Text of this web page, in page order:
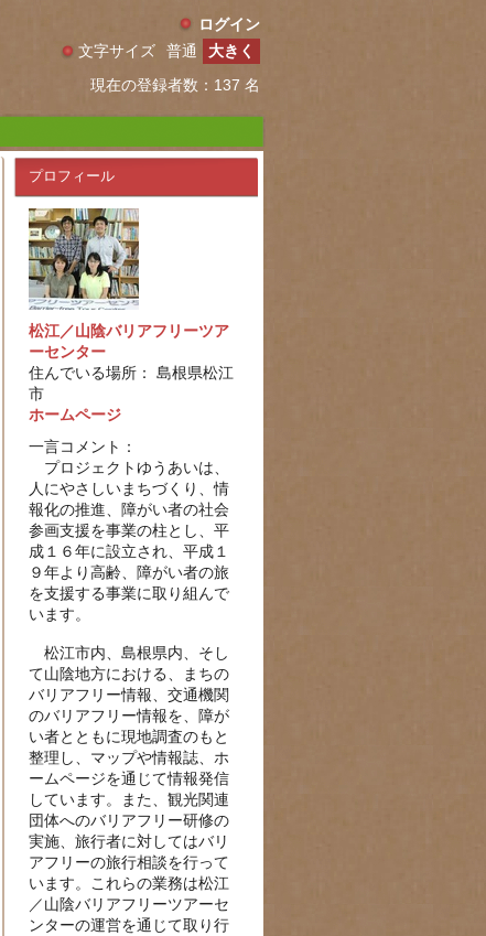
ログイン
現在の登録者数：137 名
文字サイズ 普通 大きく
プロフィール
松江／山陰バリアフリーツア
ーセンター
住んでいる場所： 島根県松江
市
ホームページ
一言コメント：
プロジェクトゆうあいは、
人にやさしいまちづくり、情
報化の推進、障がい者の社会
参画支援を事業の柱とし、平
成１６年に設立され、平成１
９年より高齢、障がい者の旅
を支援する事業に取り組んで
います。
松江市内、島根県内、そし
て山陰地方における、まちの
バリアフリー情報、交通機関
のバリアフリー情報を、障が
い者とともに現地調査のもと
整理し、マップや情報誌、ホ
ームページを通じて情報発信
しています。また、観光関連
団体へのバリアフリー研修の
実施、旅行者に対してはバリ
アフリーの旅行相談を行って
います。これらの業務は松江
／山陰バリアフリーツアーセ
ンターの運営を通じて取り行